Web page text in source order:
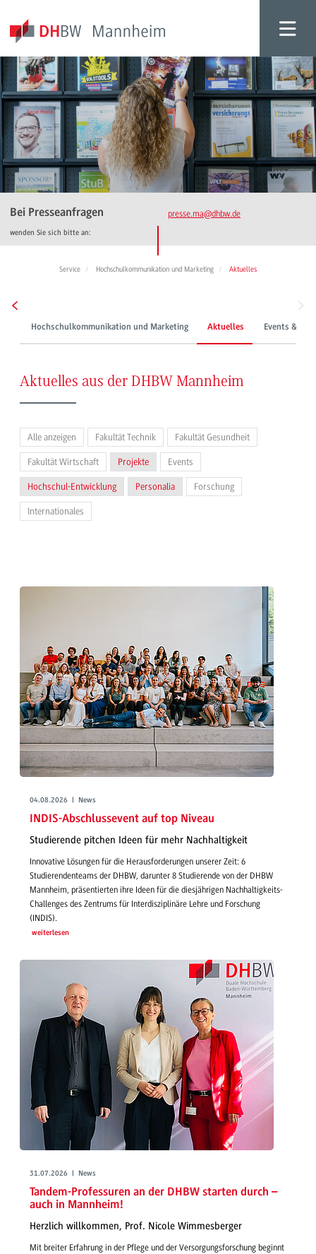
Bei Presseanfragen
wenden Sie sich bitte an:
presse.ma@dhbw.de
Service Hochschulkommunikation und Marketing Aktuelles
Hochschulkommunikation und Marketing Aktuelles Events &
Aktuelles aus der DHBW Mannheim
Alle anzeigen Fakultät Technik Fakultät Gesundheit
Fakultät Wirtschaft Projekte Events
Hochschul-Entwicklung Personalia Forschung
Internationales
04.08.2026 | News
INDIS-Abschlussevent auf top Niveau
Studierende pitchen Ideen für mehr Nachhaltigkeit
Innovative Lösungen für die Herausforderungen unserer Zeit: 6
Studierendenteams der DHBW, darunter 8 Studierende von der DHBW
Mannheim, präsentierten ihre Ideen für die diesjährigen Nachhaltigkeits-
Challenges des Zentrums für Interdisziplinäre Lehre und Forschung
(INDIS).
weiterlesen
31.07.2026 | News
Tandem-Professuren an der DHBW starten durch –
auch in Mannheim!
Herzlich willkommen, Prof. Nicole Wimmesberger
Mit breiter Erfahrung in der Pflege und der Versorgungsforschung beginnt